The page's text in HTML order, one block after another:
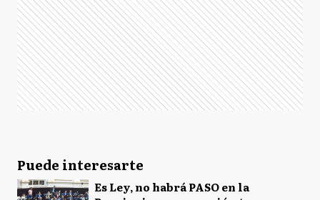
Puede interesarte
Es Ley, no habrá PASO en la